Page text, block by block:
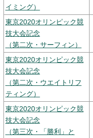
イミング）
東京2020オリンピック競
技大会記念
（第二次・サーフィン）
東京2020オリンピック競
技大会記念
（第二次・ウエイトリフ
ティング）
東京2020オリンピック競
技大会記念
（第三次・「勝利」と